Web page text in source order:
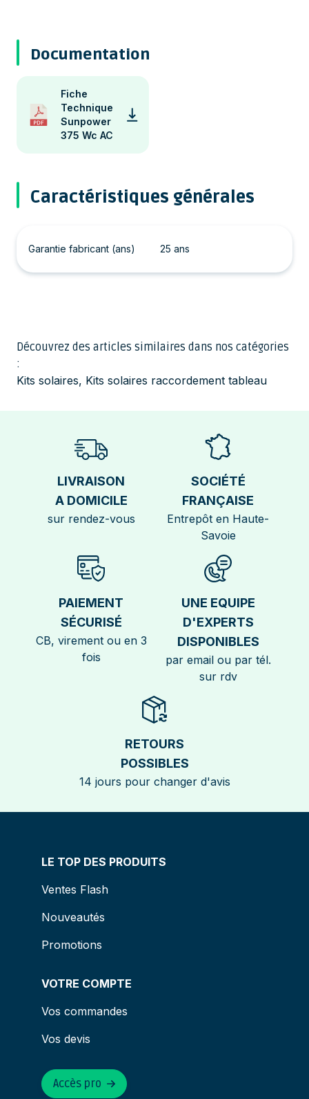
Documentation
Fiche
Technique
Sunpower
375 Wc AC
Caractéristiques générales
Garantie fabricant (ans) 25 ans
Découvrez des articles similaires dans nos catégories
:
Kits solaires, Kits solaires raccordement tableau
LIVRAISON
A DOMICILE
sur rendez-vous
SOCIÉTÉ
FRANÇAISE
Entrepôt en Haute-
Savoie
PAIEMENT
SÉCURISÉ
CB, virement ou en 3
fois
UNE EQUIPE
D'EXPERTS
DISPONIBLES
par email ou par tél.
sur rdv
RETOURS
POSSIBLES
14 jours pour changer d'avis
LE TOP DES PRODUITS
Ventes Flash
Nouveautés
Promotions
VOTRE COMPTE
Vos commandes
Vos devis
Accès pro